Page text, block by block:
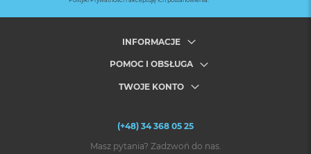
INFORMACJE
POMOC I OBSŁUGA
TWOJE KONTO
(+48) 34 368 05 25
Masz pytania? Zadzwoń do nas.